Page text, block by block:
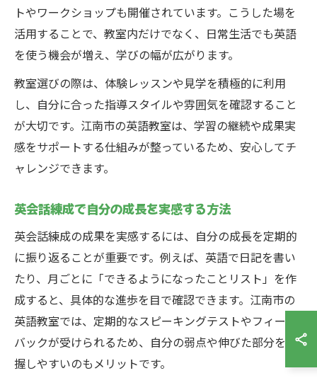
トやワークショップも開催されています。こうした場を
活用することで、教室内だけでなく、日常生活でも英語
を使う機会が増え、学びの幅が広がります。
教室選びの際は、体験レッスンや見学を積極的に利用
し、自分に合った指導スタイルや雰囲気を確認すること
が大切です。江南市の英語教室は、学習の継続や成果実
感をサポートする仕組みが整っているため、安心してチ
ャレンジできます。
英会話練成で自分の成長を実感する方法
英会話練成の成果を実感するには、自分の成長を定期的
に振り返ることが重要です。例えば、英語で日記を書い
たり、月ごとに「できるようになったことリスト」を作
成すると、具体的な進歩を目で確認できます。江南市の
英語教室では、定期的なスピーキングテストやフィード
バックが受けられるため、自分の弱点や伸びた部分を把
握しやすいのもメリットです。